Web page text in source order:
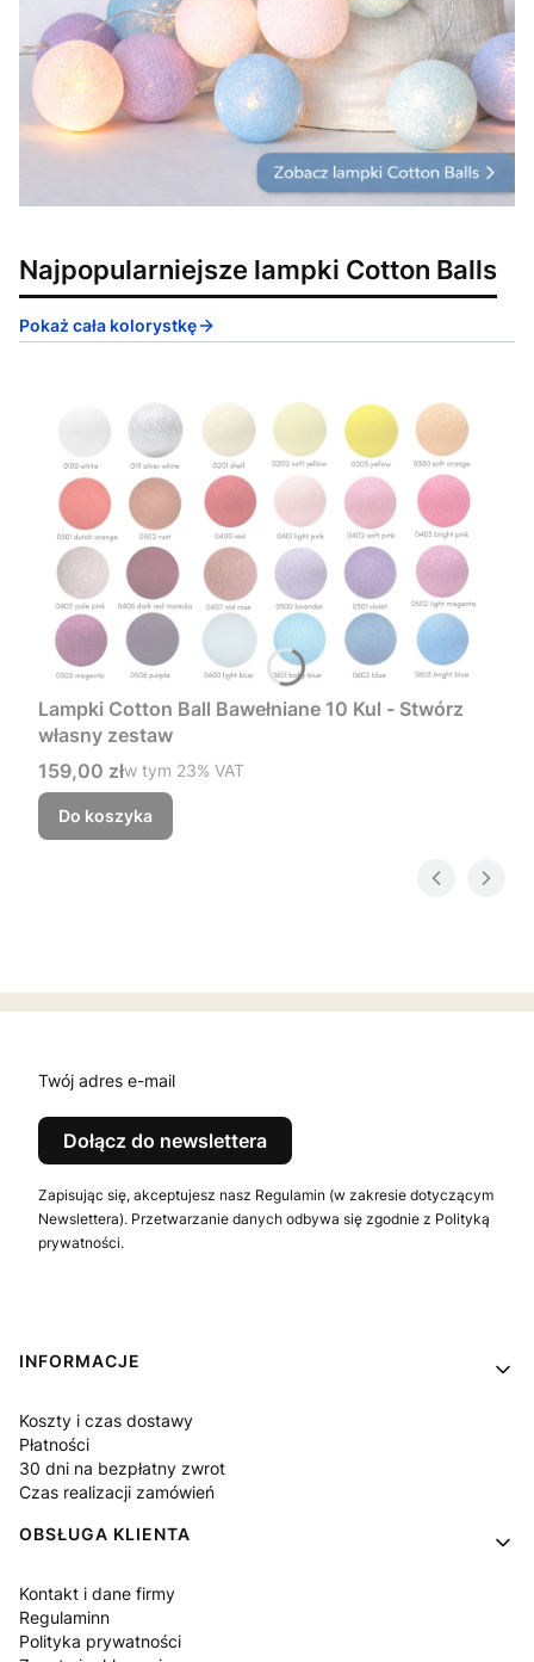
Najpopularniejsze lampki Cotton Balls
Pokaż cała kolorystkę
Lampki Cotton Ball Bawełniane 10 Kul - Stwórz
własny zestaw
Cena brutto
159,00 złw tym %s VAT
w tym 23% VAT
Do koszyka
Twój adres e-mail
Dołącz do newslettera
Zapisując się, akceptujesz nasz Regulamin (w zakresie dotyczącym
Newslettera). Przetwarzanie danych odbywa się zgodnie z Polityką
prywatności.
Linki w stopce
INFORMACJE
Koszty i czas dostawy
Płatności
30 dni na bezpłatny zwrot
Czas realizacji zamówień
OBSŁUGA KLIENTA
Kontakt i dane firmy
Regulaminn
Polityka prywatności